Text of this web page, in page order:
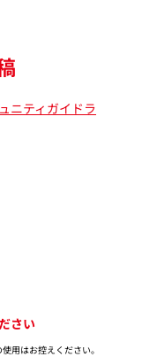
ニティガイドラ
さい
用はお控えください。​